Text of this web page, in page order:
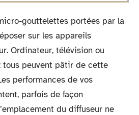
gouttelettes portées par la
sur les appareils
Ordinateur, télévision ou
tous peuvent pâtir de cette
performances de vos
parfois de façon
du diffuseur ne